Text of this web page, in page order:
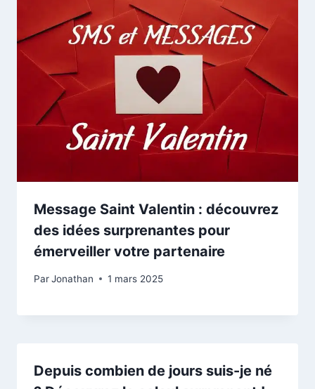
Message Saint Valentin : découvrez
des idées surprenantes pour
émerveiller votre partenaire
ParJonathan 1 mars 2025
Depuis combien de jours suis-je né